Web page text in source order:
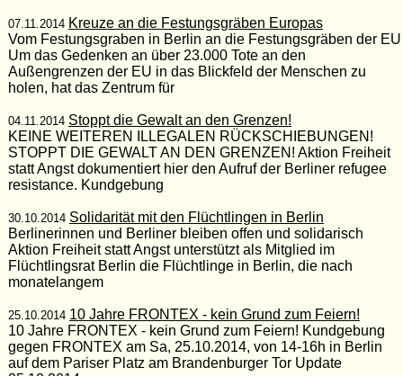
07.11.2014 Kreuze an die Festungsgräben Europas
Vom Festungsgraben in Berlin an die Festungsgräben der EU
Um das Gedenken an über 23.000 Tote an den
Außengrenzen der EU in das Blickfeld der Menschen zu
holen, hat das Zentrum für
04.11.2014 Stoppt die Gewalt an den Grenzen!
KEINE WEITEREN ILLEGALEN RÜCKSCHIEBUNGEN!
STOPPT DIE GEWALT AN DEN GRENZEN! Aktion Freiheit
statt Angst dokumentiert hier den Aufruf der Berliner refugee
resistance. Kundgebung
30.10.2014 Solidarität mit den Flüchtlingen in Berlin
Berlinerinnen und Berliner bleiben offen und solidarisch
Aktion Freiheit statt Angst unterstützt als Mitglied im
Flüchtlingsrat Berlin die Flüchtlinge in Berlin, die nach
monatelangem
25.10.2014 10 Jahre FRONTEX - kein Grund zum Feiern!
10 Jahre FRONTEX - kein Grund zum Feiern! Kundgebung
gegen FRONTEX am Sa, 25.10.2014, von 14-16h in Berlin
auf dem Pariser Platz am Brandenburger Tor Update